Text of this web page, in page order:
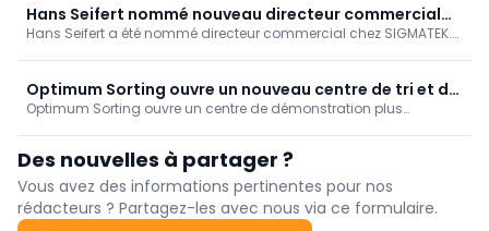
de charge et une automatisation efficace garantissent une
construction de machines évolutive et parée pour l'avenir.
Hans Seifert nommé nouveau directeur commercial
chez SIGMATEK
Hans Seifert a été nommé directeur commercial chez SIGMATEK.
croissance durable de ce spécialiste de l'automatisation.
Optimum Sorting ouvre un nouveau centre de tri et de
démonstration à Sacramento
Optimum Sorting ouvre un centre de démonstration plus
se concentrant sur les fruits à coque, mais aussi sur les fruits et
légumes. Cette expansion renforce la position de l'entreprise en
Californie et aux États-Unis.
Des nouvelles à partager ?
Vous avez des informations pertinentes pour nos
rédacteurs ? Partagez-les avec nous via ce formulaire.